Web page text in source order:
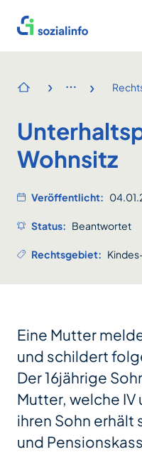
Sozialinfo
Startseite
› ›
Wohnsitz
Veröffentlicht:
Status: Beantwortet
Rechtsgebiet:
Eine Mutter
und schildert
Der 16jährige
Mutter, welche IV
ihren Sohn erhält
und